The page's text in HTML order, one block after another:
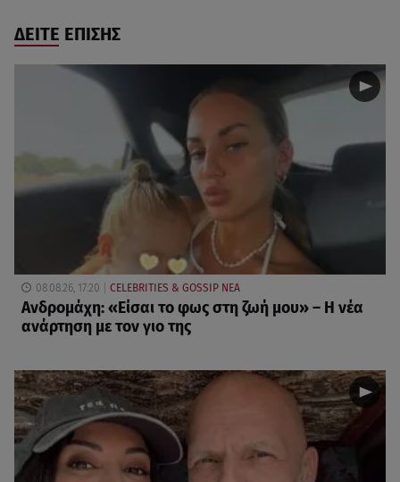
ΔΕΙΤΕ ΕΠΙΣΗΣ
08.08.26, 17:20 CELEBRITIES & GOSSIP ΝΕΑ
Ανδρομάχη: «Είσαι το φως στη ζωή μου» – Η νέα
ανάρτηση με τον γιο της